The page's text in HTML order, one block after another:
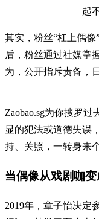
起
其实，粉丝“杠上偶
后，粉丝通过社媒掌
为，公开指斥责备，
Zaobao.sg为你搜罗
显的犯法或道德失误
持、关照，一转身来
当偶像从戏剧咖
2019年，章子怡决定